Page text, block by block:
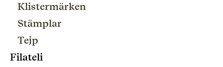
Klistermärken
Stämplar
Tejp
Filateli